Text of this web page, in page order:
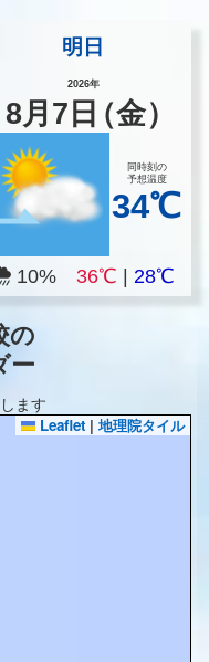
明日
2026年
8月 7 日（金）
同時刻の
予想温度
34℃
10%36℃ |28℃
の
ー
ます
Leaflet | 地理院タイル